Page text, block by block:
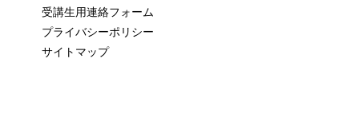
受講生用連絡フォーム
プライバシーポリシー
サイトマップ